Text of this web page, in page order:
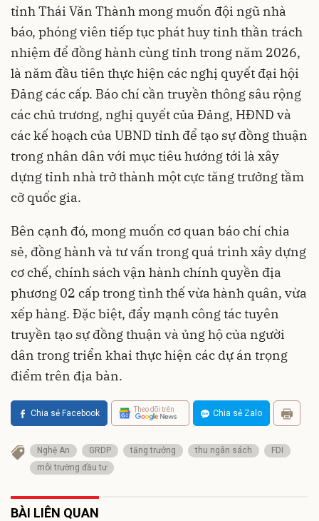
tỉnh Thái Văn Thành mong muốn đội ngũ nhà
báo, phóng viên tiếp tục phát huy tinh thần trách
nhiệm để đồng hành cùng tỉnh trong năm 2026,
là năm đầu tiên thực hiện các nghị quyết đại hội
Đảng các cấp. Báo chí cần truyền thông sâu rộng
các chủ trương, nghị quyết của Đảng, HĐND và
các kế hoạch của UBND tỉnh để tạo sự đồng thuận
trong nhân dân với mục tiêu hướng tới là xây
dựng tỉnh nhà trở thành một cực tăng trưởng tầm
cỡ quốc gia.
Bên cạnh đó, mong muốn cơ quan báo chí chia
sẻ, đồng hành và tư vấn trong quá trình xây dựng
cơ chế, chính sách vận hành chính quyền địa
phương 02 cấp trong tình thế vừa hành quân, vừa
xếp hàng. Đặc biệt, đẩy mạnh công tác tuyên
truyền tạo sự đồng thuận và ủng hộ của người
dân trong triển khai thực hiện các dự án trọng
điểm trên địa bàn.
Chia sẻ Facebook Theo dõi trên Chia sẻ Zalo
Nghệ An GRDP tăng trưởng thu ngân sách
FDI
môi trường đầu tư
BÀI LIÊN QUAN